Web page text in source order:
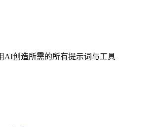
AI创造所需的所有提示词与工具